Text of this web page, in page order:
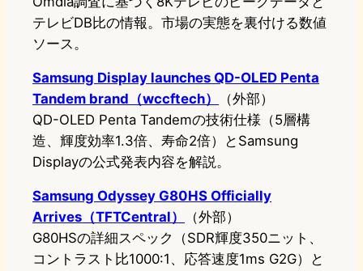
テレビDB比の情報。市場の実態を裏付ける数値
ソース。
Samsung Display launches QD-OLED Penta
Tandem brand（wccftech）
（外部）
QD-OLED Penta Tandemの技術仕様（5層構
造、輝度効率1.3倍、寿命2倍）とSamsung
Displayの公式発表内容を解説。
Samsung Odyssey G80HS Officially
Arrives（TFTCentral）
（外部）
G80HSの詳細スペック（SDR輝度350ニット、
コントラスト比1000:1、応答速度1ms G2G）と